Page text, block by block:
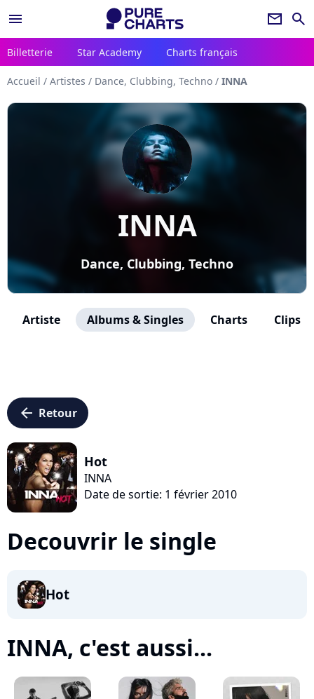
menu newsletter search
Billetterie Star Academy Charts français
Accueil / Artistes / Dance, Clubbing, Techno / INNA
INNA
Dance, Clubbing, Techno
Artiste Albums & Singles Charts Clips
arrow_left Retour
Hot
INNA
Date de sortie: 1 février 2010
Decouvrir le single
Hot
INNA, c'est aussi...